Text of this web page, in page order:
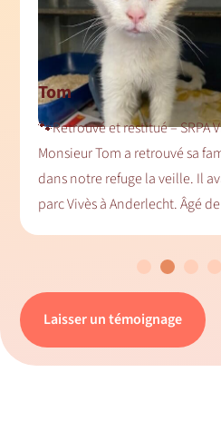
Tom
🐾Retrouvé et restitué – SRPA
Monsieur Tom a retrouvé sa
dans notre refuge la veille. Il
parc Vivès à Anderlecht. Âgé
Laisser un témoignage